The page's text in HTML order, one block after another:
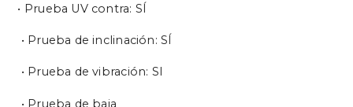
• Prueba UV contra: SÍ
• Prueba de inclinación: SÍ
• Prueba de vibración: SI
• Prueba de baja